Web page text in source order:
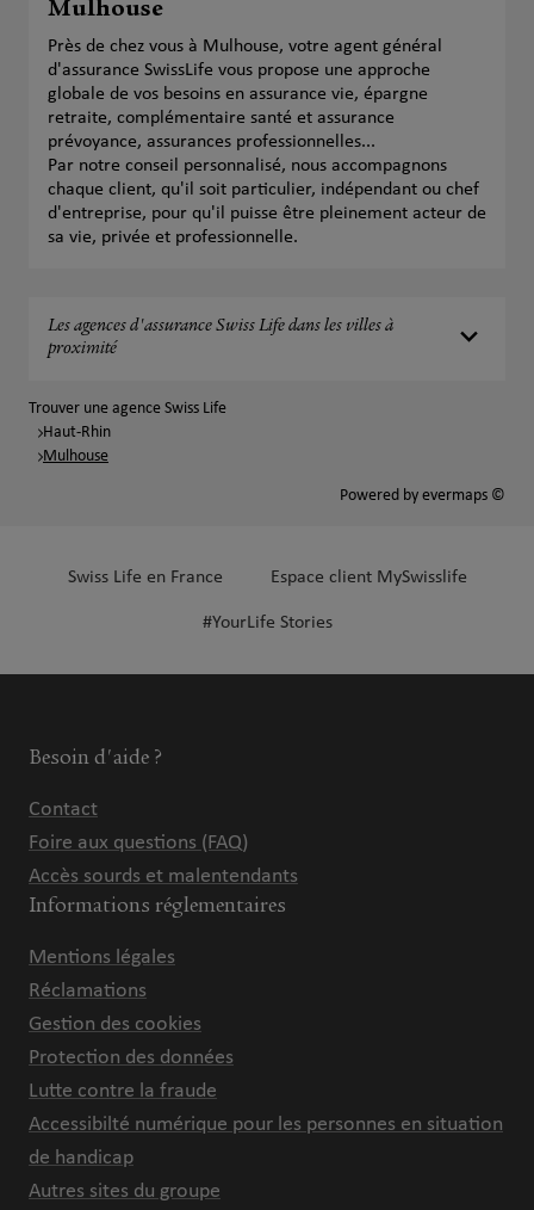
Mulhouse
Près de chez vous à Mulhouse, votre agent général
d'assurance SwissLife vous propose une approche
globale de vos besoins en assurance vie, épargne
retraite, complémentaire santé et assurance
prévoyance, assurances professionnelles...
Par notre conseil personnalisé, nous accompagnons
chaque client, qu'il soit particulier, indépendant ou chef
d'entreprise, pour qu'il puisse être pleinement acteur de
sa vie, privée et professionnelle.
Les agences d'assurance Swiss Life dans les villes à
proximité
Trouver une agence Swiss Life
Haut-Rhin
Mulhouse
Powered by evermaps ©
Swiss Life en France Espace client MySwisslife
#YourLife Stories
Besoin d'aide ?
Contact
Foire aux questions (FAQ)
Accès sourds et malentendants
Informations réglementaires
Mentions légales
Réclamations
Gestion des cookies
Protection des données
Lutte contre la fraude
Accessibilté numérique pour les personnes en situation
de handicap
Autres sites du groupe